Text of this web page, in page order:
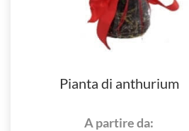
Pianta di anthurium
A partire da: